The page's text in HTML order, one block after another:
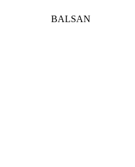
BALSAN